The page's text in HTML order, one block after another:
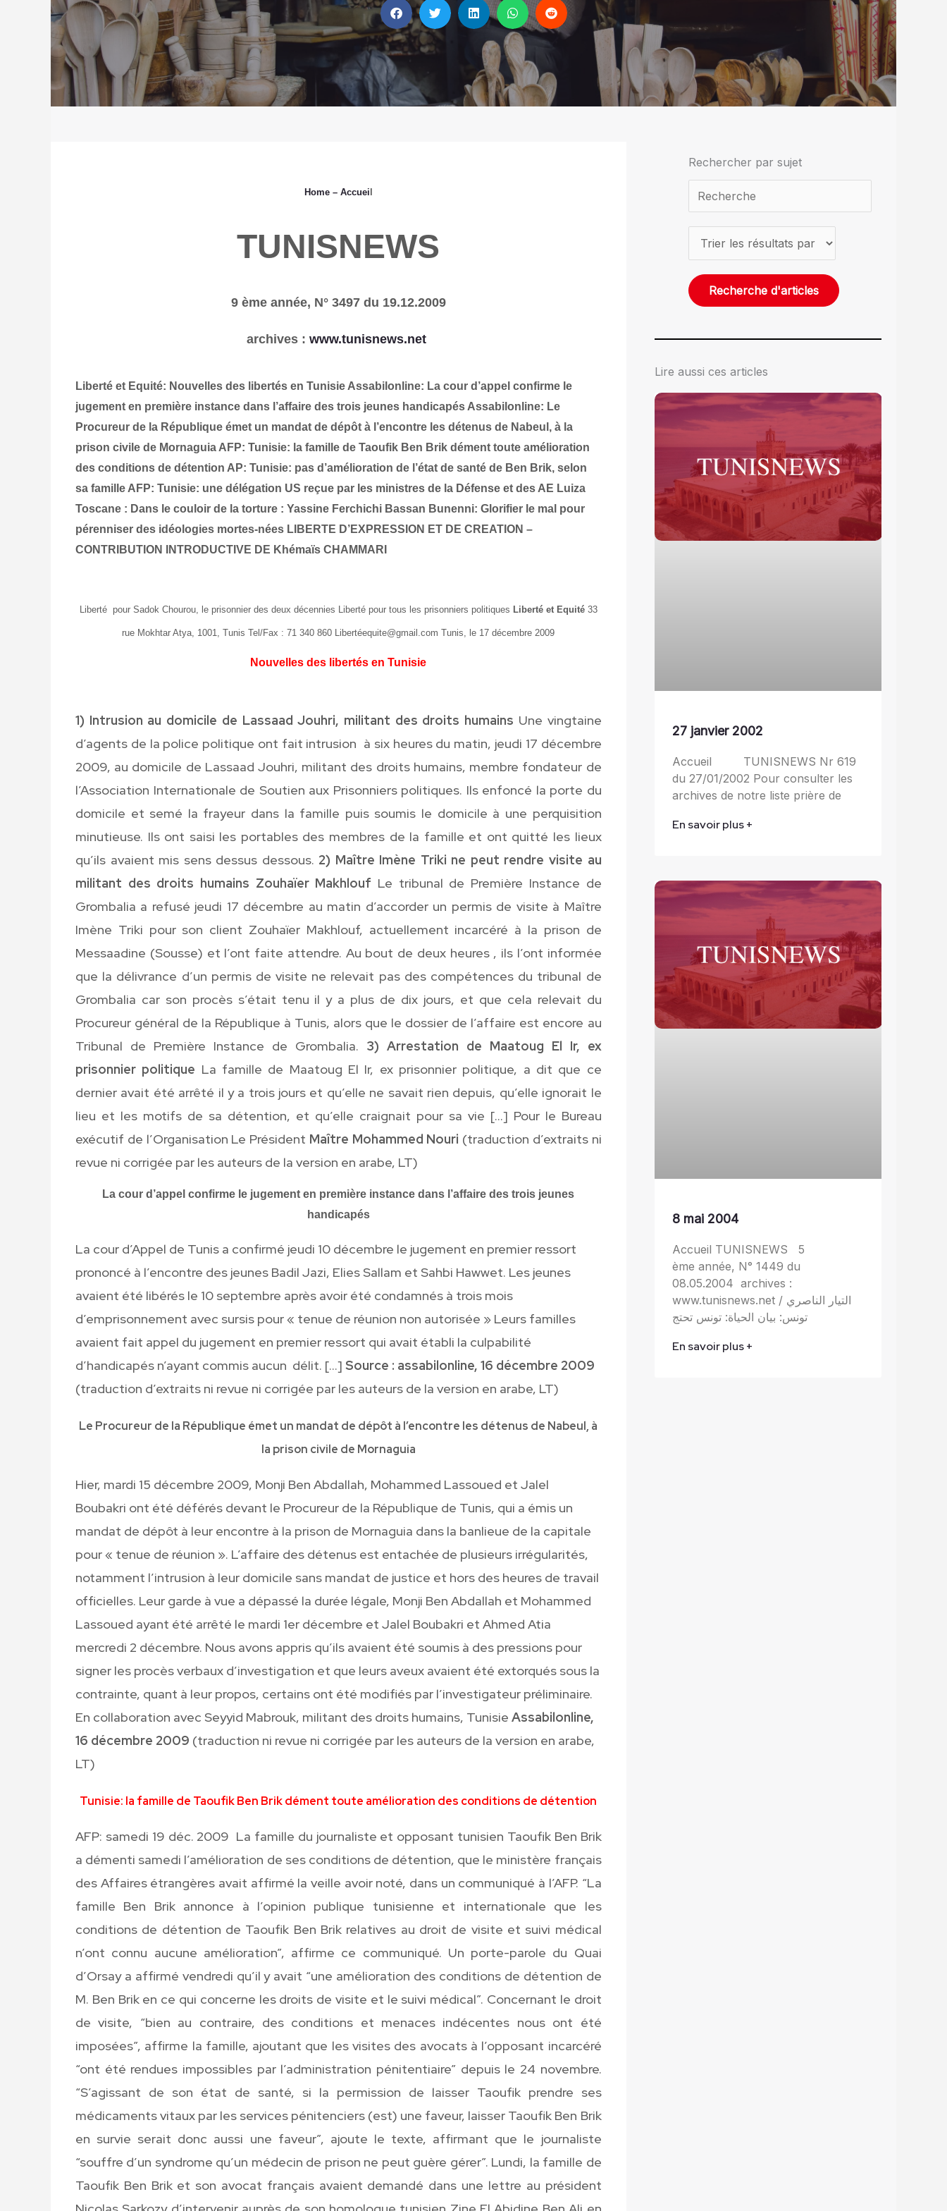
Home– Accuei
TUNISNEWS
9 ème année, N° 3497 du 19.12.2009
archives :www.tunisnews.net
Liberté et Equité: Nouvelles des libertés en Tunisie Assabilonline: La cour d’appel confirme le
jugement en première instance dans l’affaire des trois jeunes handicapés Assabilonline: Le
Procureur de la République émet un mandat de dépôt à l’encontre les détenus de Nabeul, à la
prison civile de Mornaguia AFP: Tunisie: la famille de Taoufik Ben Brik dément toute amélioration
des conditions de détention AP: Tunisie: pas d’amélioration de l’état de santé de Ben Brik, selon
sa famille AFP: Tunisie: une délégation US reçue par les ministres de la Défense et des AE Luiza
Toscane : Dans le couloir de la torture : Yassine Ferchichi Bassan Bunenni: Glorifier le mal pour
pérenniser des idéologies mortes-nées LIBERTE D’EXPRESSION ET DE CREATION –
CONTRIBUTION INTRODUCTIVE DE Khémaïs CHAMMARI
Liberté pour Sadok Chourou, le prisonnier des deux décennies Liberté pour tous les prisonniers politiques Liberté et Equité 33
rue Mokhtar Atya, 1001, Tunis Tel/Fax : 71 340 860 Libertéequite@gmail.com Tunis, le 17 décembre 2009
Nouvelles des libertés en Tunisie
1) Intrusion au domicile de Lassaad Jouhri, militant des droits humains Une vingtaine
d’agents de la police politique ont fait intrusion à six heures du matin, jeudi 17 décembre
2009, au domicile de Lassaad Jouhri, militant des droits humains, membre fondateur de
l’Association Internationale de Soutien aux Prisonniers politiques. Ils enfoncé la porte du
domicile et semé la frayeur dans la famille puis soumis le domicile à une perquisition
minutieuse. Ils ont saisi les portables des membres de la famille et ont quitté les lieux
qu’ils avaient mis sens dessus dessous. 2) Maître Imène Triki ne peut rendre visite au
militant des droits humains Zouhaïer Makhlouf Le tribunal de Première Instance de
Grombalia a refusé jeudi 17 décembre au matin d’accorder un permis de visite à Maître
Imène Triki pour son client Zouhaïer Makhlouf, actuellement incarcéré à la prison de
Messaadine (Sousse) et l’ont faite attendre. Au bout de deux heures , ils l’ont informée
que la délivrance d’un permis de visite ne relevait pas des compétences du tribunal de
Grombalia car son procès s’était tenu il y a plus de dix jours, et que cela relevait du
Procureur général de la République à Tunis, alors que le dossier de l’affaire est encore au
Tribunal de Première Instance de Grombalia. 3) Arrestation de Maatoug El Ir, ex
prisonnier politique La famille de Maatoug El Ir, ex prisonnier politique, a dit que ce
dernier avait été arrêté il y a trois jours et qu’elle ne savait rien depuis, qu’elle ignorait le
lieu et les motifs de sa détention, et qu’elle craignait pour sa vie […] Pour le Bureau
exécutif de l’Organisation Le Président Maître Mohammed Nouri (traduction d’extraits ni
revue ni corrigée par les auteurs de la version en arabe, LT)
La cour d’appel confirme le jugement en première instance dans l’affaire des trois jeunes
handicapés
La cour d’Appel de Tunis a confirmé jeudi 10 décembre le jugement en premier ressort
prononcé à l’encontre des jeunes Badil Jazi, Elies Sallam et Sahbi Hawwet. Les jeunes
avaient été libérés le 10 septembre après avoir été condamnés à trois mois
d’emprisonnement avec sursis pour « tenue de réunion non autorisée » Leurs familles
avaient fait appel du jugement en premier ressort qui avait établi la culpabilité
d’handicapés n’ayant commis aucun délit. […] Source : assabilonline, 16 décembre 2009
(traduction d’extraits ni revue ni corrigée par les auteurs de la version en arabe, LT)
Le Procureur de la République émet un mandat de dépôt à l’encontre les détenus de Nabeul, à
la prison civile de Mornaguia
Hier, mardi 15 décembre 2009, Monji Ben Abdallah, Mohammed Lassoued et Jalel
Boubakri ont été déférés devant le Procureur de la République de Tunis, qui a émis un
mandat de dépôt à leur encontre à la prison de Mornaguia dans la banlieue de la capitale
pour « tenue de réunion ». L’affaire des détenus est entachée de plusieurs irrégularités,
notamment l’intrusion à leur domicile sans mandat de justice et hors des heures de travail
officielles. Leur garde à vue a dépassé la durée légale, Monji Ben Abdallah et Mohammed
Lassoued ayant été arrêté le mardi 1er décembre et Jalel Boubakri et Ahmed Atia
mercredi 2 décembre. Nous avons appris qu’ils avaient été soumis à des pressions pour
signer les procès verbaux d’investigation et que leurs aveux avaient été extorqués sous la
contrainte, quant à leur propos, certains ont été modifiés par l’investigateur préliminaire.
En collaboration avec Seyyid Mabrouk, militant des droits humains, Tunisie Assabilonline,
16 décembre 2009 (traduction ni revue ni corrigée par les auteurs de la version en arabe,
LT)
Tunisie: la famille de Taoufik Ben Brik dément toute amélioration des conditions de détention
AFP: samedi 19 déc. 2009 La famille du journaliste et opposant tunisien Taoufik Ben Brik
a démenti samedi l’amélioration de ses conditions de détention, que le ministère français
des Affaires étrangères avait affirmé la veille avoir noté, dans un communiqué à l’AFP. “La
famille Ben Brik annonce à l’opinion publique tunisienne et internationale que les
conditions de détention de Taoufik Ben Brik relatives au droit de visite et suivi médical
n’ont connu aucune amélioration”, affirme ce communiqué. Un porte-parole du Quai
d’Orsay a affirmé vendredi qu’il y avait “une amélioration des conditions de détention de
M. Ben Brik en ce qui concerne les droits de visite et le suivi médical”. Concernant le droit
de visite, “bien au contraire, des conditions et menaces indécentes nous ont été
imposées”, affirme la famille, ajoutant que les visites des avocats à l’opposant incarcéré
“ont été rendues impossibles par l’administration pénitentiaire” depuis le 24 novembre.
“S’agissant de son état de santé, si la permission de laisser Taoufik prendre ses
médicaments vitaux par les services pénitenciers (est) une faveur, laisser Taoufik Ben Brik
en survie serait donc aussi une faveur”, ajoute le texte, affirmant que le journaliste
“souffre d’un syndrome qu’un médecin de prison ne peut guère gérer”. Lundi, la famille de
Taoufik Ben Brik et son avocat français avaient demandé dans une lettre au président
Rechercher par sujet
Lire aussi ces articles
27 janvier 2002
Accueil TUNISNEWS Nr 619
du 27/01/2002 Pour consulter les
archives de notre liste prière de
En savoir plus +
8 mai 2004
Accueil TUNISNEWS 5
ème année, N° 1449 du
08.05.2004 archives :
www.tunisnews.net التيار الناصري /
تونس: بيان الحياة: تونس تحتج
En savoir plus +